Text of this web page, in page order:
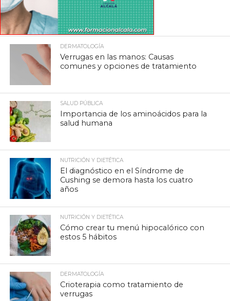
DERMATOLOGÍA
Verrugas en las manos: Causas
comunes y opciones de tratamiento
SALUD PÚBLICA
Importancia de los aminoácidos para la
salud humana
NUTRICIÓN Y DIETÉTICA
El diagnóstico en el Síndrome de
Cushing se demora hasta los cuatro
años
NUTRICIÓN Y DIETÉTICA
Cómo crear tu menú hipocalórico con
estos 5 hábitos
DERMATOLOGÍA
Crioterapia como tratamiento de
verrugas